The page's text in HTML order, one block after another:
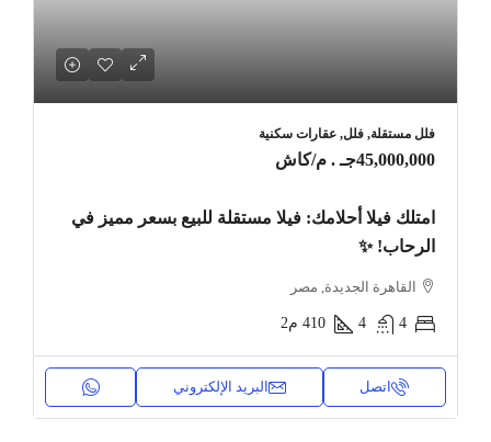
فلل مستقلة, فلل, عقارات سكنية
45,000,000جـ . م /كاش
امتلك فيلا أحلامك: فيلا مستقلة للبيع بسعر مميز في
الرحاب! ✨
القاهرة الجديدة, مصر
4
4
410 م2
اتصل البريد الإلكتروني